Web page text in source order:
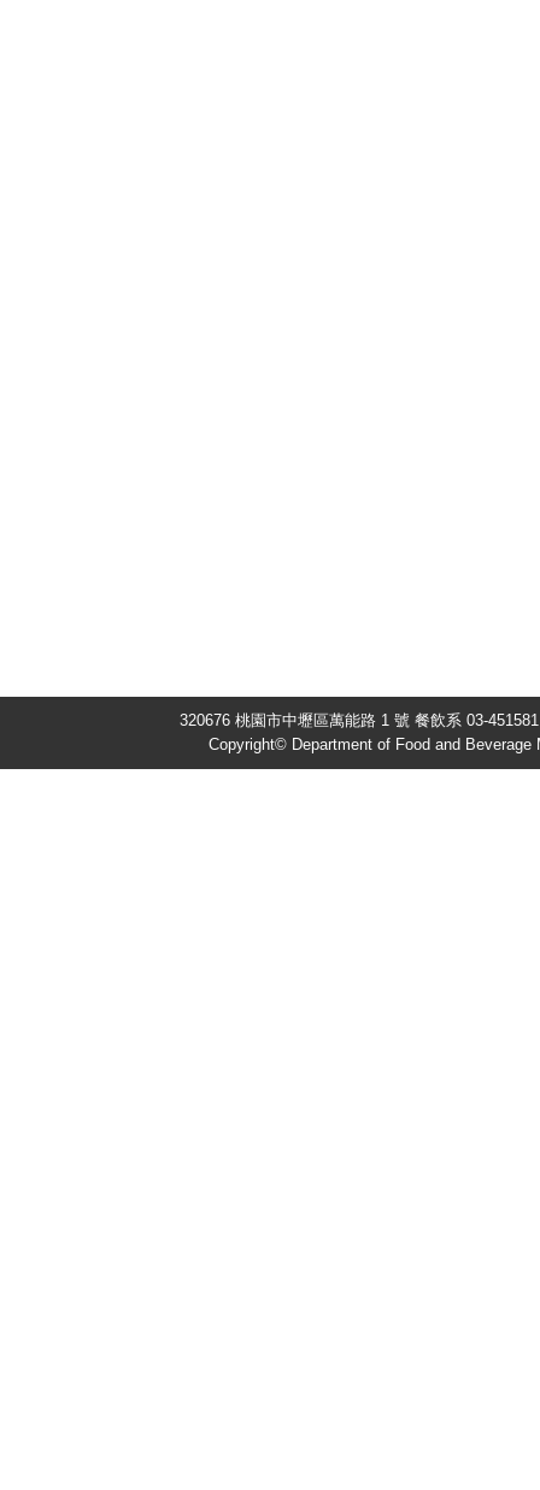
320676 桃園市中壢區萬能路 1 號 餐飲系 03-
Copyright© Department of Food and